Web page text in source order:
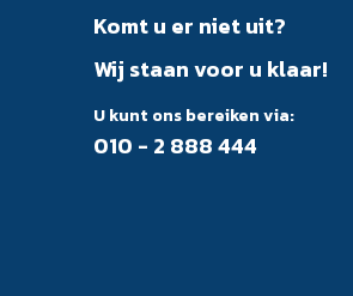
Komt u er niet uit?
Wij staan voor u klaar!
U kunt ons bereiken via:
010 - 2 888 444